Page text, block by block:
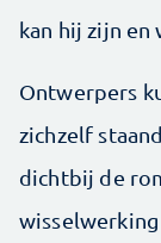
kan hij zijn en
Ontwerpers
zichzelf
dichtbij de
wisselwerking